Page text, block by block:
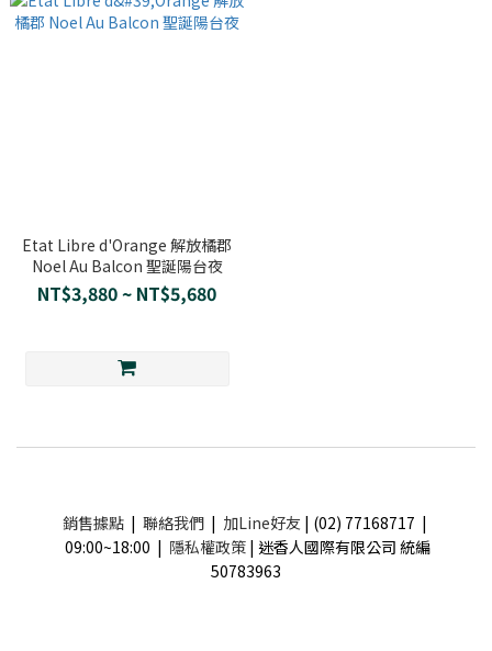
Etat Libre d'Orange 解放橘郡
Noel Au Balcon 聖誕陽台夜
NT$3,880 ~ NT$5,680
銷售據點| 聯絡我們| 加Line好友 | (02) 77168717 |
09:00~18:00 | 隱私權政策 | 迷香人國際有限公司 統編
50783963